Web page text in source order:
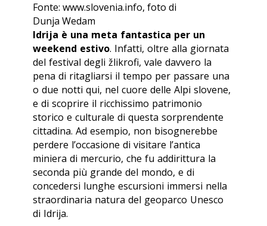
Fonte: www.slovenia.info, foto di
Dunja Wedam
Idrija è una meta fantastica per un
weekend estivo. Infatti, oltre alla giornata
del festival degli žlikrofi, vale davvero la
pena di ritagliarsi il tempo per passare una
o due notti qui, nel cuore delle Alpi slovene,
e di scoprire il ricchissimo patrimonio
storico e culturale di questa sorprendente
cittadina. Ad esempio, non bisognerebbe
perdere l’occasione di visitare l’antica
miniera di mercurio, che fu addirittura la
seconda più grande del mondo, e di
concedersi lunghe escursioni immersi nella
straordinaria natura del geoparco Unesco
di Idrija.